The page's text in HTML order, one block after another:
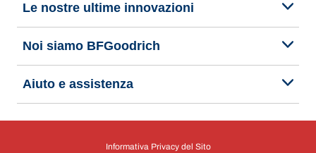
Le nostre ultime innovazioni
Noi siamo BFGoodrich
Aiuto e assistenza
Informativa Privacy del Sito